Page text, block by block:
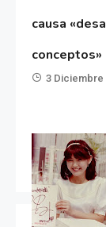
causa
conceptos»
3 Diciembre